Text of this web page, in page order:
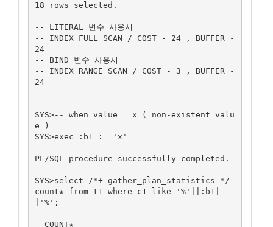
18 rows selected.
-- LITERAL 변수 사용시
-- INDEX FULL SCAN / COST - 24 , BUFFER -
24
-- BIND 변수 사용시
-- INDEX RANGE SCAN / COST - 3 , BUFFER -
24
SYS>-- when value = x ( non-existent valu
e )
SYS>exec :b1 := 'x'
PL/SQL procedure successfully completed.
SYS>select /*+ gather_plan_statistics */
count★ from t1 where c1 like '%'||:b1|
|'%';